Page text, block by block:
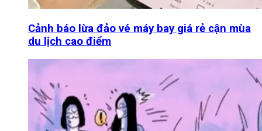
Cảnh báo lừa đảo vé máy bay giá rẻ cận mùa
du lịch cao điểm